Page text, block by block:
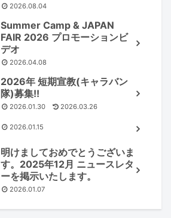
2026.08.04
Summer Camp & JAPAN
FAIR 2026 プロモーションビ
デオ
2026.04.08
2026年 短期宣教(キャラバン
隊)募集!!
2026.01.30 2026.03.26
2026.01.15
明けましておめでとうございま
す。2025年12月 ニュースレタ
ーを掲示いたします。
2026.01.07